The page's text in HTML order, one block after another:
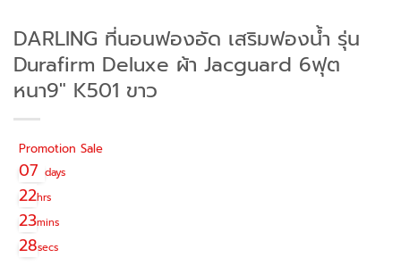
DARLING ที่นอนฟองอัด เสริมฟองน้ำ รุ่น
Durafirm Deluxe ผ้า Jacguard 6ฟุต
หนา9″ K501 ขาว
Promotion Sale
07 days
22hrs
23mins
28secs